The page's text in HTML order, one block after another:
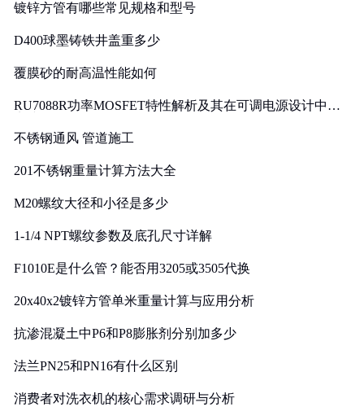
镀锌方管有哪些常见规格和型号
D400球墨铸铁井盖重多少
覆膜砂的耐高温性能如何
RU7088R功率MOSFET特性解析及其在可调电源设计中的
不锈钢通风 管道施工
201不锈钢重量计算方法大全
M20螺纹大径和小径是多少
1-1/4 NPT螺纹参数及底孔尺寸详解
F1010E是什么管？能否用3205或3505代换
20x40x2镀锌方管单米重量计算与应用分析
抗渗混凝土中P6和P8膨胀剂分别加多少
法兰PN25和PN16有什么区别
消费者对洗衣机的核心需求调研与分析